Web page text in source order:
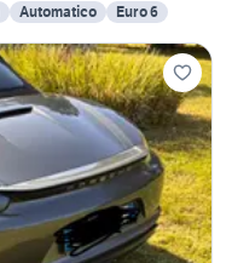
Automatico Euro 6